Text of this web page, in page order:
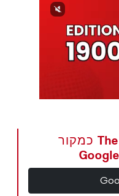
הגדר את The Portugal News כמקור